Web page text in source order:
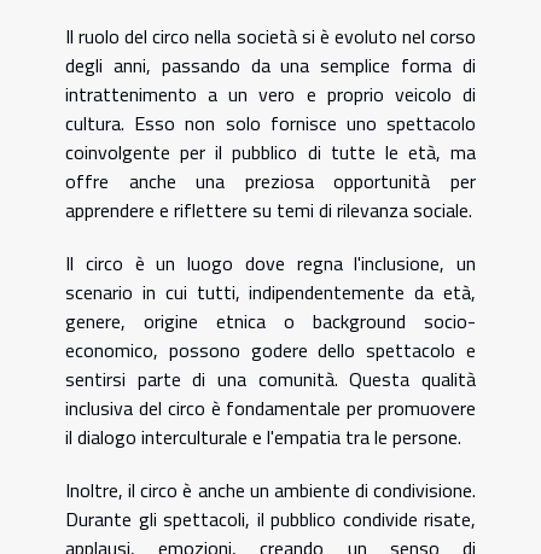
Il ruolo del circo nella società si è evoluto nel corso
degli anni, passando da una semplice forma di
intrattenimento a un vero e proprio veicolo di
cultura. Esso non solo fornisce uno spettacolo
coinvolgente per il pubblico di tutte le età, ma
offre anche una preziosa opportunità per
apprendere e riflettere su temi di rilevanza sociale.
Il circo è un luogo dove regna l'inclusione, un
scenario in cui tutti, indipendentemente da età,
genere, origine etnica o background socio-
economico, possono godere dello spettacolo e
sentirsi parte di una comunità. Questa qualità
inclusiva del circo è fondamentale per promuovere
il dialogo interculturale e l'empatia tra le persone.
Inoltre, il circo è anche un ambiente di condivisione.
Durante gli spettacoli, il pubblico condivide risate,
applausi, emozioni, creando un senso di